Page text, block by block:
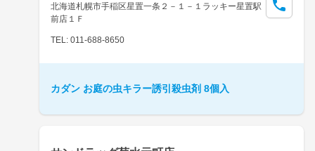
北海道札幌市手稲区星置一条２－１－１ラッキー星置駅
前店１Ｆ
TEL: 011-688-8650
カダン お庭の虫キラー誘引殺虫剤 8個入